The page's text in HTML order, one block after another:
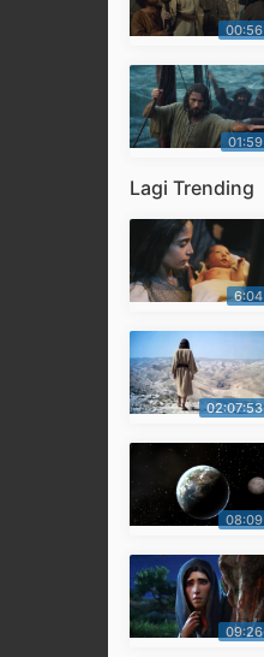
00:56
01:59
Lagi Trending
6:04
02:07:53
08:09
09:26